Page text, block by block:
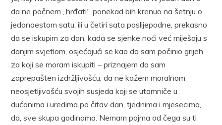
da ne počnem „hrđati“, ponekad bih krenuo na šetnju o
jedanaestom satu, ili u četiri sata poslijepodne, prekasno
da se iskupim za dan, kada se sjenke noći već miješaju s
danjim svjetlom, osjećajući se kao da sam počinio grijeh
za koji se moram iskupiti – priznajem da sam
zaprepašten izdržljivošću, da ne kažem moralnom
neosjetljivošću svojih susjeda koji se utamniče u
dućanima i uredima po čitav dan, tjednima i mjesecima,
da, sve skupa godinama. Nemam pojma od čega su ti